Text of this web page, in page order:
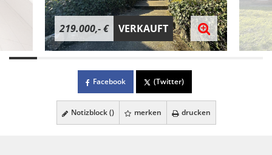
219.000,- € VERKAUFT
Facebook (Twitter)
Notizblock () merken drucken